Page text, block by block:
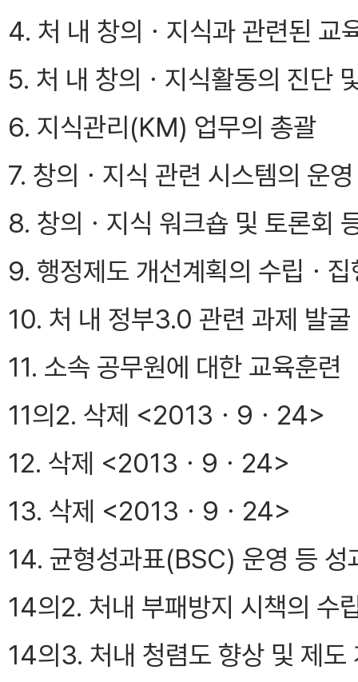
4. 처 내 창의ㆍ지식과 관련된 교
5. 처 내 창의ㆍ지식활동의 진단
6. 지식관리(KM) 업무의 총괄
7. 창의ㆍ지식 관련 시스템의 운영
8. 창의ㆍ지식 워크숍 및 토론회
9. 행정제도 개선계획의 수립ㆍ집
10. 처 내 정부3.0 관련 과제 발
11. 소속 공무원에 대한 교육훈련
11의2. 삭제 <2013ㆍ9ㆍ24>
12. 삭제 <2013ㆍ9ㆍ24>
13. 삭제 <2013ㆍ9ㆍ24>
14. 균형성과표(BSC) 운영 등 성
14의2. 처내 부패방지 시책의 수
14의3. 처내 청렴도 향상 및 제도